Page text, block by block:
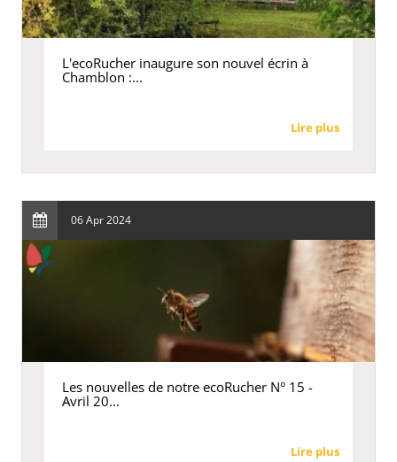
L'ecoRucher inaugure son nouvel écrin à
Chamblon :...
Lire plus
06 Apr 2024
Les nouvelles de notre ecoRucher N° 15 -
Avril 20...
Lire plus